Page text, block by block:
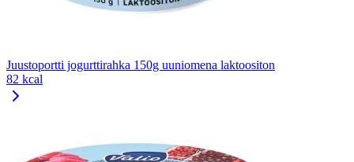
Juustoportti jogurttirahka 150g uuniomena laktoositon
82 kcal